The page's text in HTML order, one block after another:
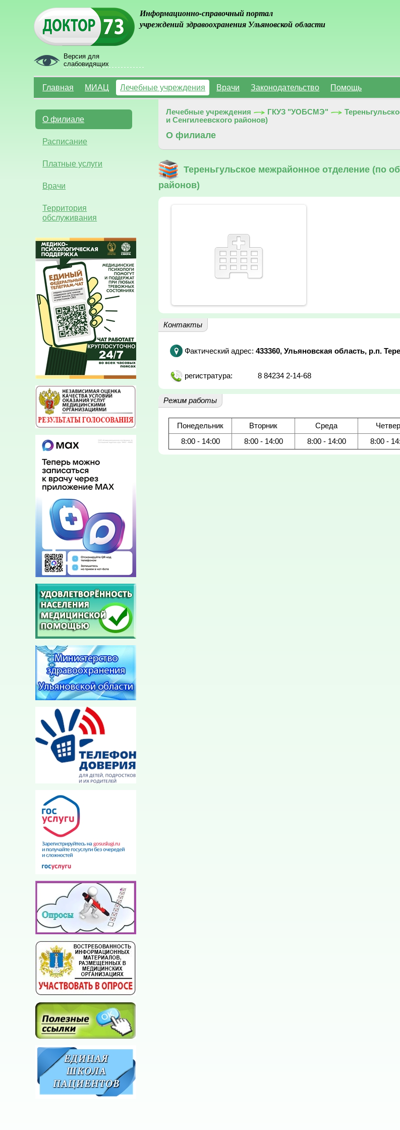
Версия для
слабовидящих
Информационно-справочный портал
учреждений здравоохранения Ульяновской области
Главная МИАЦ Лечебные учреждения Врачи Законодательство Помощь
О филиале
Расписание
Платные услуги
Врачи
Территория
обслуживания
Лечебные учреждения ГКУЗ "УОБСМЭ"
и Сенгилеевского районов)
О филиале
Тереньгульское межрайонное отделение (по
районов)
Контакты
Фактический адрес: 433360, Ульяновская область, р.п.
регистратура: 8 84234 2-14-68
Режим работы
Понедельник Вторник Среда
8:00 - 14:00
8:00 - 14:00 8:00 - 14:00 8:00 -